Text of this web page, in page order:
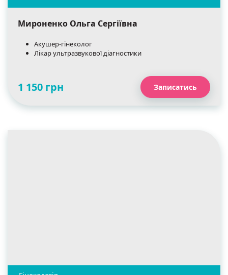
Мироненко Ольга Сергіївна
Акушер-гінеколог
Лікар ультразвукової діагностики
1 150 грн Записатись